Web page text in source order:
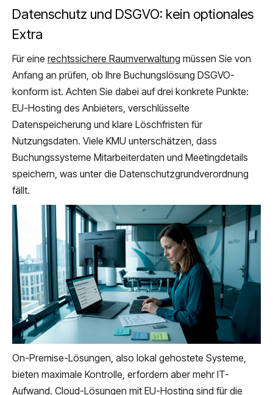
Datenschutz und DSGVO: kein optionales
Extra
Für eine rechtssichere Raumverwaltung müssen Sie von
Anfang an prüfen, ob Ihre Buchungslösung DSGVO-
konform ist. Achten Sie dabei auf drei konkrete Punkte:
EU-Hosting des Anbieters, verschlüsselte
Datenspeicherung und klare Löschfristen für
Nutzungsdaten. Viele KMU unterschätzen, dass
Buchungssysteme Mitarbeiterdaten und Meetingdetails
speichern, was unter die Datenschutzgrundverordnung
fällt.
On-Premise-Lösungen, also lokal gehostete Systeme,
bieten maximale Kontrolle, erfordern aber mehr IT-
Aufwand. Cloud-Lösungen mit EU-Hosting sind für die